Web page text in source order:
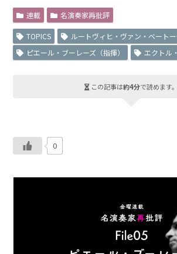
連載 名演奏家再批評
TOPICS
ルートヴィヒ・ヴァン・ベート
ピエール・ブーレーズ（指揮）
エクトル
この記事は約4分で読めます。
0